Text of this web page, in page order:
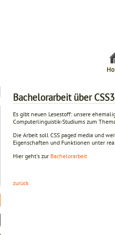
Bachelorarbeit über
Es gibt neuen Lesestoff: unsere
Computerlinguistik-Studiums zum
Die Arbeit soll CSS paged media und
Eigenschaften und Funktionen unter
Hier geht's zur Bachelorarbeit
zurück